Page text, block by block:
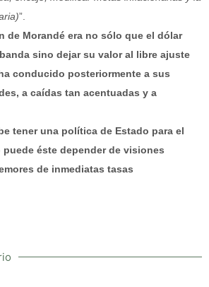
”.
de Morandé era no sólo que el dólar
sino dejar su valor al libre ajuste
conducido posteriormente a sus
a caídas tan acentuadas y a
tener una política de Estado para el
éste depender de visiones
de inmediatas tasas